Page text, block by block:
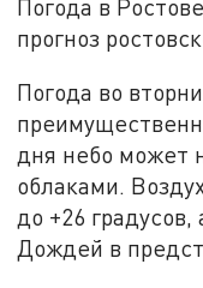
Погода в
прогноз
Погода во
дня небо может
облаками.
до +26
Дождей в